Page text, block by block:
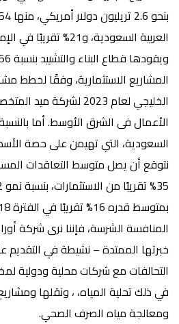
العربية السعودية، و21%
المشاريع الاستثمارية، وفقًا لخطط
الخليجي لعام 2023
الأعمال فى الشرق الأوسط. أما
السعودية، التي تهيمن على حصة الأسد
نتوقع أن يصل متوسط التعاقدات
المنافسة الشرسة، فإننا نرى شركة
خبرتها الممتدة – نشيطة في التقديم
التحالفات مع شركات محلية ودولية
في ذلك تحلية المياه، ، ونقلها
ومعالجة مياه الصرف الصحي.